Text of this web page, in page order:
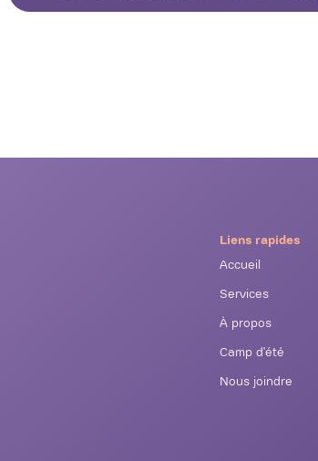
Liens rapides
Accueil
Services
À propos
Camp d'été
Nous joindre